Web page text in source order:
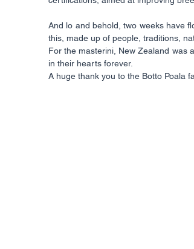
And lo and behold, two weeks have
this, made up of people, traditions,
For the masterini, New Zealand was
in their hearts forever.
A huge thank you to the Botto Poala